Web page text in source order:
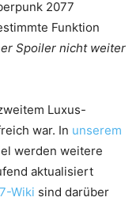
2077
Funktion
Spoiler nicht weiter
Luxus-
war. In unserem
werden weitere
aktualisiert
Wiki sind darüber